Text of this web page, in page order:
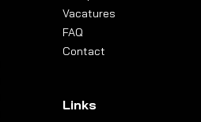
Vacatures
FAQ
Contact
Links